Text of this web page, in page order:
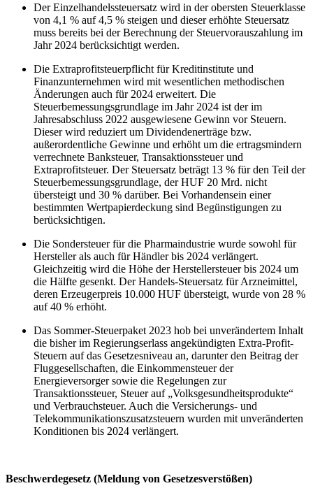
Der Einzelhandelssteuersatz wird in der obersten Steuerklasse
von 4,1 % auf 4,5 % steigen und dieser erhöhte Steuersatz
muss bereits bei der Berechnung der Steuervorauszahlung im
Jahr 2024 berücksichtigt werden.
Die Extraprofitsteuerpflicht für Kreditinstitute und
Finanzunternehmen wird mit wesentlichen methodischen
Änderungen auch für 2024 erweitert. Die
Steuerbemessungsgrundlage im Jahr 2024 ist der im
Jahresabschluss 2022 ausgewiesene Gewinn vor Steuern.
Dieser wird reduziert um Dividendenerträge bzw.
außerordentliche Gewinne und erhöht um die ertragsmindern
verrechnete Banksteuer, Transaktionssteuer und
Extraprofitsteuer. Der Steuersatz beträgt 13 % für den Teil der
Steuerbemessungsgrundlage, der HUF 20 Mrd. nicht
übersteigt und 30 % darüber. Bei Vorhandensein einer
bestimmten Wertpapierdeckung sind Begünstigungen zu
berücksichtigen.
Die Sondersteuer für die Pharmaindustrie wurde sowohl für
Hersteller als auch für Händler bis 2024 verlängert.
Gleichzeitig wird die Höhe der Herstellersteuer bis 2024 um
die Hälfte gesenkt. Der Handels-Steuersatz für Arzneimittel,
deren Erzeugerpreis 10.000 HUF übersteigt, wurde von 28 %
auf 40 % erhöht.
Das Sommer-Steuerpaket 2023 hob bei unverändertem Inhalt
die bisher im Regierungserlass angekündigten Extra-Profit-
Steuern auf das Gesetzesniveau an, darunter den Beitrag der
Fluggesellschaften, die Einkommensteuer der
Energieversorger sowie die Regelungen zur
Transaktionssteuer, Steuer auf „Volksgesundheitsprodukte“
und Verbrauchsteuer. Auch die Versicherungs- und
Telekommunikationszusatzsteuern wurden mit unveränderten
Konditionen bis 2024 verlängert.
Beschwerdegesetz (Meldung von Gesetzesverstößen)